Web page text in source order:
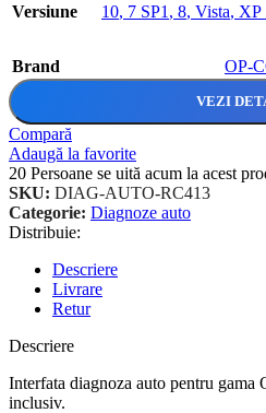
Versiune 10, 7 SP1 , 8, Vista, XP
Brand OP-
VEZI
Compară
Adaugă la favorite
20 Persoane se uită acum la acest
SKU: DIAG-AUTO-RC413
Categorie: Diagnoze auto
Distribuie:
Descriere
Livrare
Retur
Descriere
Interfata diagnoza auto pentru gama
inclusiv.